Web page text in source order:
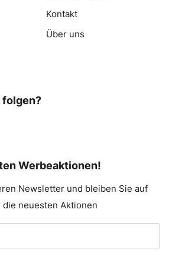
Kontakt
Über uns
folgen?
Werbeaktionen!
Newsletter und bleiben Sie auf
neuesten Aktionen